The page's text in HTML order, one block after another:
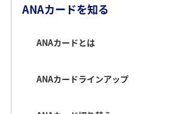
ANAカードを知る
ANAカードとは
ANAカードラインアップ